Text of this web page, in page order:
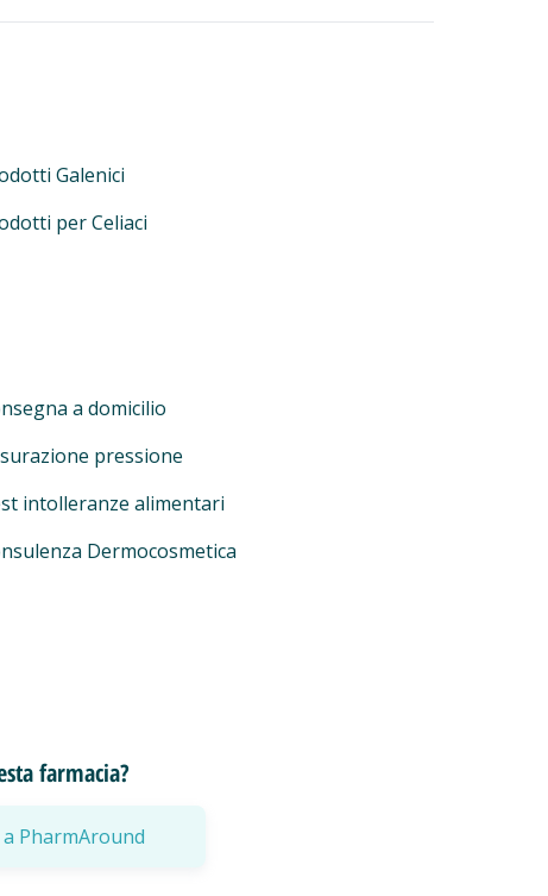
Galenici
per Celiaci
a domicilio
pressione
intolleranze alimentari
Dermocosmetica
farmacia?
PharmAround